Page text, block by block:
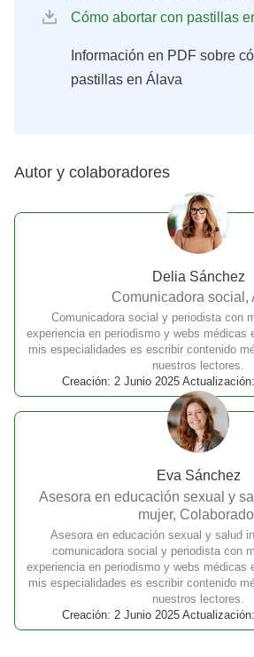
Cómo abortar con pastillas
Información en PDF sobre
pastillas en Álava
Autor y colaboradores
Delia Sánchez
Comunicadora social,
Comunicadora social y periodista con
experiencia en periodismo y webs médicas
mis especialidades es escribir contenido
nuestros lectores.
Creación: 2 Junio 2025
Eva Sánchez
Asesora en educación sexual y
mujer,
Asesora en educación sexual y salud
comunicadora social y periodista con
experiencia en periodismo y webs médicas
mis especialidades es escribir contenido
nuestros lectores.
Creación: 2 Junio 2025